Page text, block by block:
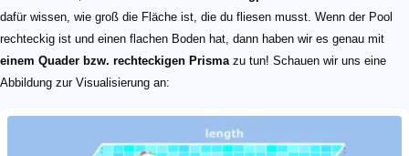
dafür wissen, wie groß die Fläche ist, die du fliesen musst. Wenn der Pool
rechteckig ist und einen flachen Boden hat, dann haben wir es genau mit
einem Quader bzw. rechteckigen Prisma zu tun! Schauen wir uns eine
Abbildung zur Visualisierung an: